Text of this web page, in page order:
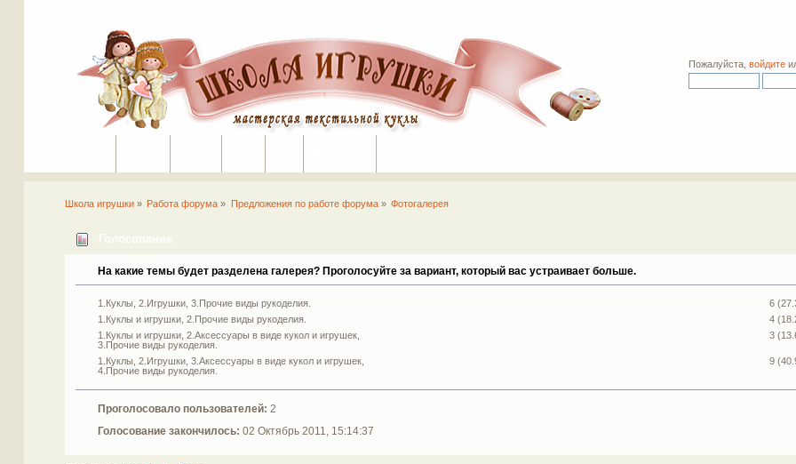
Пожалуйста,войдите
Школа игрушки » Работа форума » Предложения по работе форума» Фотогалерея
Голосование
На какие темы будет разделена галерея? Проголосуйте за вариант, который вас устраивает больше.
1.Куклы, 2.Игрушки, 3.Прочие виды рукоделия.
6
1.Куклы и игрушки, 2.Прочие виды рукоделия.
4
1.Куклы и игрушки, 2.Аксессуары в виде кукол и игрушек,
3.Прочие виды рукоделия.
3
1.Куклы, 2.Игрушки, 3.Аксессуары в виде кукол и игрушек,
4.Прочие виды рукоделия.
9
Проголосовало пользователей: 2
Голосование закончилось: 02 Октябрь 2011, 15:14:37